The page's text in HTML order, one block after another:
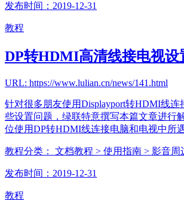
发布时间：2019-12-31
教程
DP转HDMI高清线接电视设
URL: https://www.lulian.cn/news/141.html
针对很多朋友使用Displayport转HDMI线连
些设置问题，绿联特意撰写本篇文章进行
位使用DP转HDMI线连接电脑和电视中所
教程分类： 文档教程 > 使用指南 > 影音周
发布时间：2019-12-31
教程